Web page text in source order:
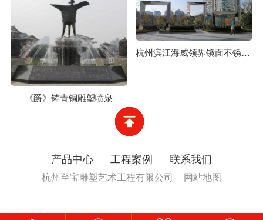
《爵》铸青铜雕塑喷泉
杭州滨江海威领界镜面不锈钢雕塑
产品中心 工程案例 联系我们
杭州至宝雕塑艺术工程有限公司 网站地图